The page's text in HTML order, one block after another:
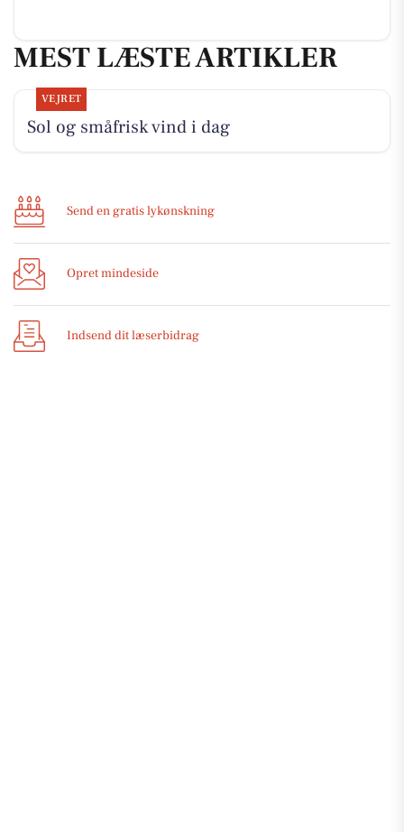
MEST LÆSTE ARTIKLER
VEJRET
Sol og småfrisk vind i dag
Send en gratis lykønskning
Opret mindeside
Indsend dit læserbidrag